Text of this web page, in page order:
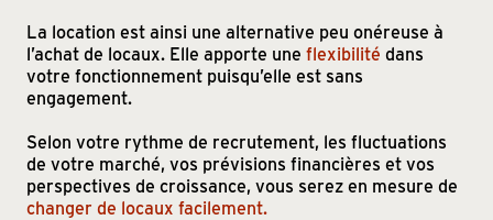
La location est ainsi une alternative peu onéreuse à
l’achat de locaux. Elle apporte une flexibilité dans
votre fonctionnement puisqu’elle est sans
engagement.
Selon votre rythme de recrutement, les fluctuations
de votre marché, vos prévisions financières et vos
perspectives de croissance, vous serez en mesure de
changer de locaux facilement.